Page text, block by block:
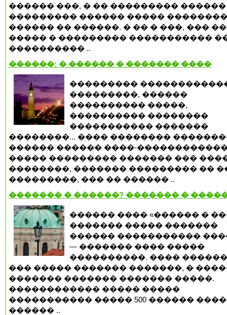
������ ���, � �� ��������� ������
��������� ������ �����
������ �� ������. � �� � ���, ���
����� � ��������� �����������
���������� ..
������: � ������ � ������� ����
���������
���������, ������
���������� �����,
���������� ��������
����������� �������
��������... ���� ��������
������ ������ ����-
����� ��������� ������� ���
��������, ������� ��������� ��
���������, ��� �� ������ ..
������� � ������? ������� �
������ ���� «������ �
������� ����� �������
������ �����������
— ������� ���� �����
����������. ����
��� ����� ������� �������, �
������� ������� ������� �����.
������������ ����� �����
����������� ����� 500 ������
������ ..